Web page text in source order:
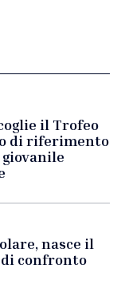
il Trofeo
di riferimento
nasce il
confronto